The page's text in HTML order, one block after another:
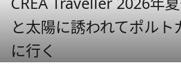
と太陽に誘われてポルト
に行く